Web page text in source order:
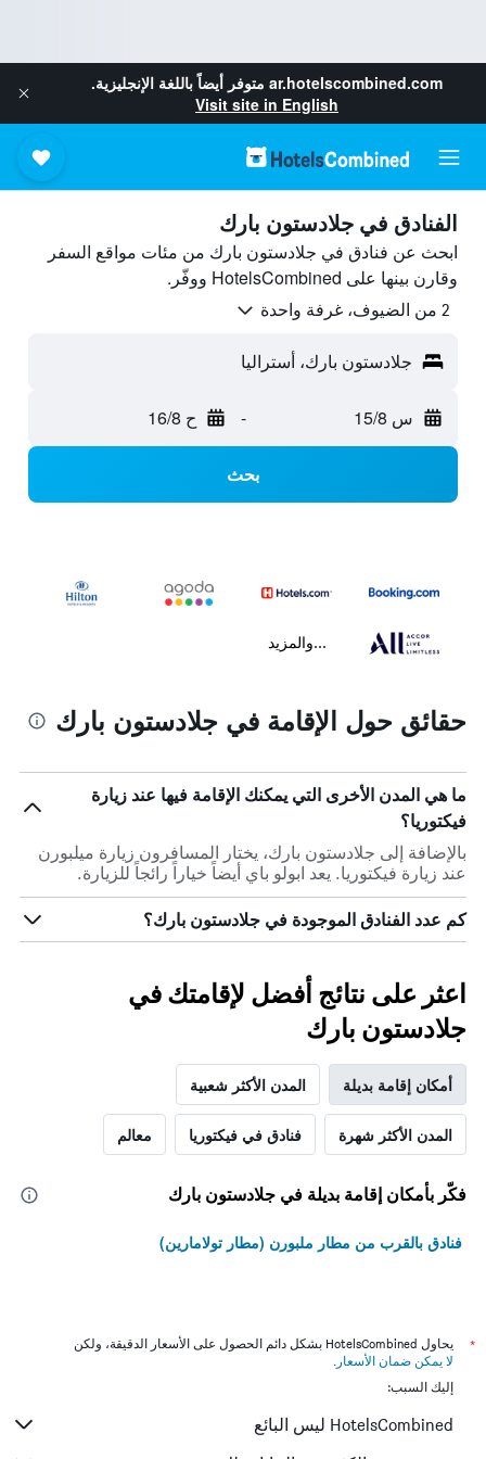
ar.hotelscombined.com متوفر أيضاً باللغة الإنجليزية.
Visit site in English
الفنادق في جلادستون بارك
ابحث عن فنادق في جلادستون بارك من مئات مواقع السفر
وقارن بينها على HotelsCombined ووفّر.
2 من الضيوف، غرفة واحدة
جلادستون بارك، أستراليا
س 15/8 - ح 16/8
بحث
...والمزيد
حقائق حول الإقامة في جلادستون بارك
ما هي المدن الأخرى التي يمكنك الإقامة فيها عند زيارة
فيكتوريا؟
بالإضافة إلى جلادستون بارك، يختار المسافرون زيارة ميلبورن
عند زيارة فيكتوريا. يعد ابولو باي أيضاً خياراً رائجاً للزيارة.
كم عدد الفنادق الموجودة في جلادستون بارك؟
اعثر على نتائج أفضل لإقامتك في
جلادستون بارك
أمكان إقامة بديلة المدن الأكثر شعبية
المدن الأكثر شهرة فنادق في فيكتوريا معالم
فكّر بأمكان إقامة بديلة في جلادستون بارك
فنادق بالقرب من مطار ملبورن (مطار تولامارين)
*
يحاول HotelsCombined بشكل دائم الحصول على الأسعار الدقيقة، ولكن
لا يمكن ضمان الأسعار .
إليك السبب:
HotelsCombined ليس البائع